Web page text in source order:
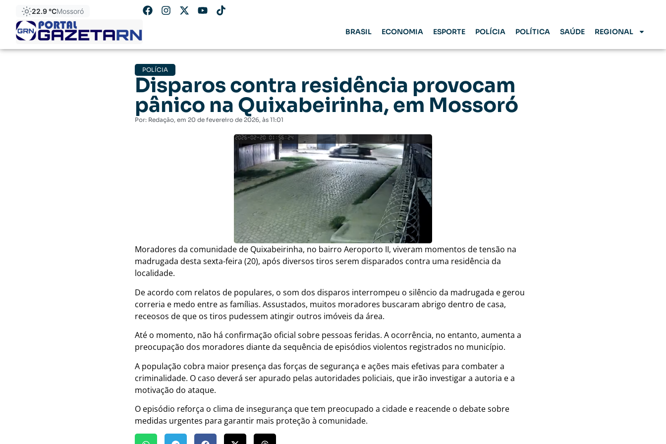
22.9 °CMossoró
BRASIL ECONOMIA ESPORTE POLÍCIA POLÍTICA SAÚDE REGIONAL
POLÍCIA
Disparos contra residência provocam
pânico na Quixabeirinha, em Mossoró
Por: Redação, em 20 de fevereiro de 2026, às 11:01
Moradores da comunidade de Quixabeirinha, no bairro Aeroporto II, viveram momentos de tensão na
madrugada desta sexta-feira (20), após diversos tiros serem disparados contra uma residência da
localidade.
De acordo com relatos de populares, o som dos disparos interrompeu o silêncio da madrugada e gerou
correria e medo entre as famílias. Assustados, muitos moradores buscaram abrigo dentro de casa,
receosos de que os tiros pudessem atingir outros imóveis da área.
Até o momento, não há confirmação oficial sobre pessoas feridas. A ocorrência, no entanto, aumenta a
preocupação dos moradores diante da sequência de episódios violentos registrados no município.
A população cobra maior presença das forças de segurança e ações mais efetivas para combater a
criminalidade. O caso deverá ser apurado pelas autoridades policiais, que irão investigar a autoria e a
motivação do ataque.
O episódio reforça o clima de insegurança que tem preocupado a cidade e reacende o debate sobre
medidas urgentes para garantir mais proteção à comunidade.